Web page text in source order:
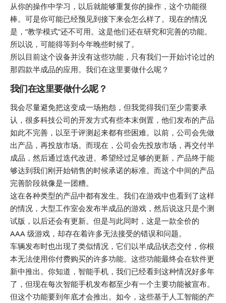
从你的操作中学习，以后就能够重复你的操作，这个功能很
棒。可是你可能已经预见到接下来会怎么样了。现在的情况
是，”教学模式”还不可用。这是他们还在研究和完善的功能。
所以说，可能得等到今年晚些时候了。
所以目前这个设备并没有这些功能，只有我们一开始讨论过的
那四款半成品的应用。我们在这里要做什么呢？
我们在这里要做什么呢？
我会尽量避免把这变成一场抱怨，但我觉得我们至少需要承
认，很多科技公司的开发方式有些本末倒置，他们发布的产品
如此不完善，以至于评测起来都有些困难。以前，公司会先做
出产品，再投放市场。而现在，公司会先投放市场，再交付半
成品，然后通过迭代改进。希望经过足够的更新，产品终于能
够达到我们刚开始销售的时候承诺的标准。而这个中间的产品
完善阶段就像是一团糟。
这在各种类型的产品中都有发生。我们在游戏中也看到了这样
的情况，大型工作室会发布半成品的游戏，然后说这只是个测
试版，以后还会有更新。但是与此同时，这是一款全价的
AAA 级游戏，却存在着许多无法接受的错误和问题。
车辆发布时也出现了类似情况，它们以半成品状态交付，你根
本无法使用你付费购买的许多功能。这些功能最终会在软件更
新中推出。你知道，智能手机，我们已经看到这种情况好多年
了，但现在每次智能手机发布都至少有一个主要功能被宣布。
但这个功能要到年底才会推出。如今，这些基于人工智能的产